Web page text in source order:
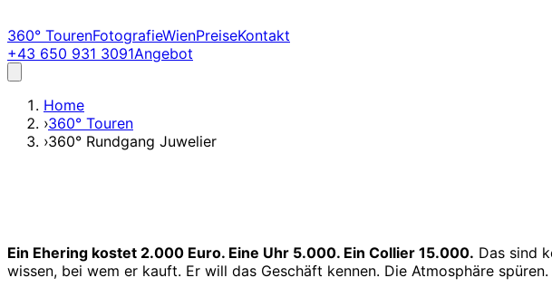
360° TourenFotografieWienPreiseKontakt
+43 650 931 3091Angebot
Home
›360° Touren
›360° Rundgang Juwelier
Ein Ehering kostet 2.000 Euro. Eine Uhr 5.000. Ein Collier 15.000. Das sind
wissen, bei wem er kauft. Er will das Geschäft kennen. Die Atmosphäre